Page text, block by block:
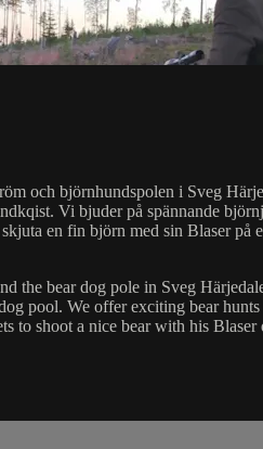
och björnhundspolen i Sveg
Vi bjuder på spännande
en fin björn med sin Blaser på
the bear dog pole in Sveg
pool. We offer exciting bear
to shoot a nice bear with his